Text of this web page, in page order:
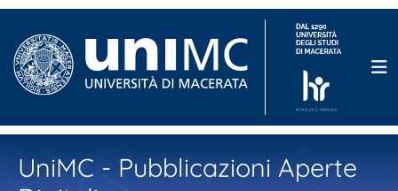
UniMC - Pubblicazioni Aperte